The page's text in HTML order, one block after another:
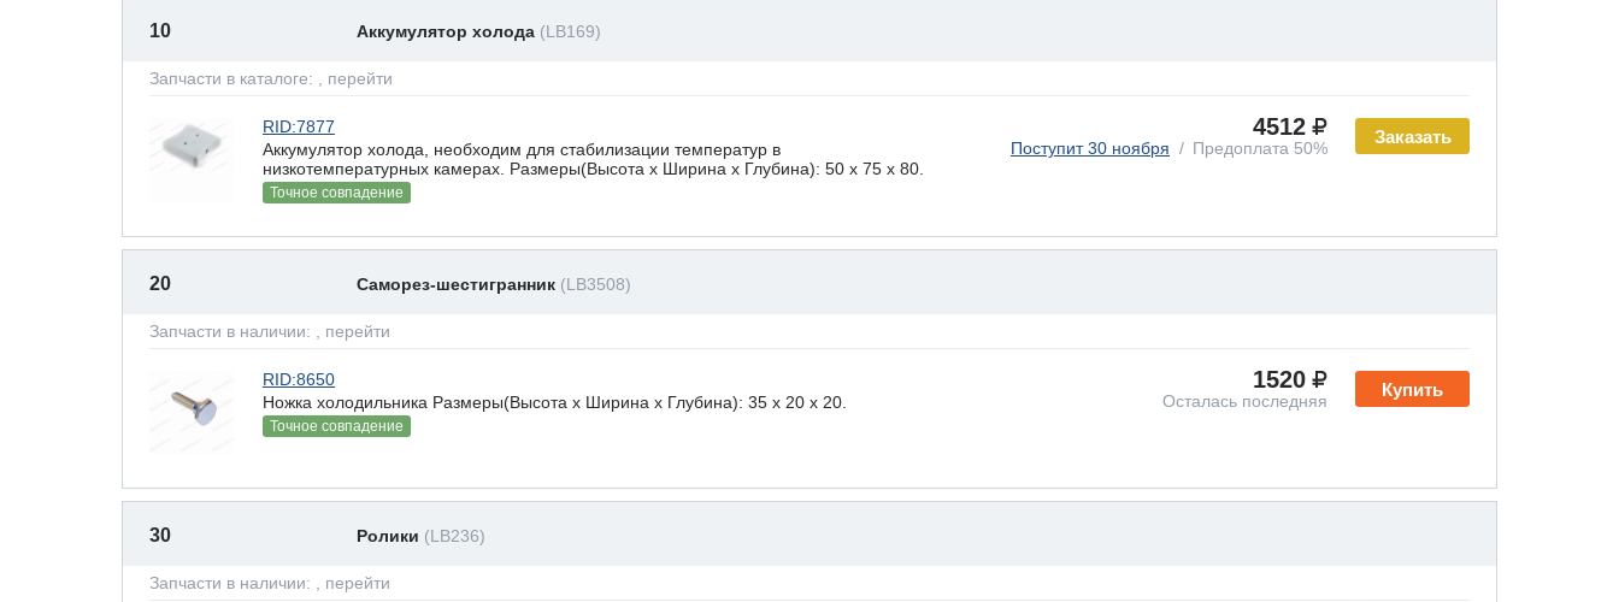
10 Аккумулятор холода (LB169)
Запчасти в каталоге: , перейти
Заказать
RID:7877
Аккумулятор холода, необходим для стабилизации температур в
низкотемпературных камерах. Размеры(Высота х Ширина х Глубина): 50 x 75 х 80.
Точное совпадение
4512
Поступит 30 ноября Предоплата 50%
20 Саморез-шестигранник (LB3508)
Запчасти в наличии: , перейти
Купить
RID:8650
Ножка холодильника Размеры(Высота х Ширина х Глубина): 35 x 20 х 20.
Точное совпадение
1520
Осталась последняя
30 Ролики (LB236)
Запчасти в наличии: , перейти